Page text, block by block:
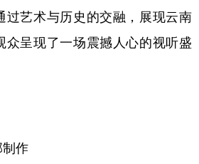
过艺术与历史的交融，展现云南
众呈现了一场震撼人心的视听盛
作